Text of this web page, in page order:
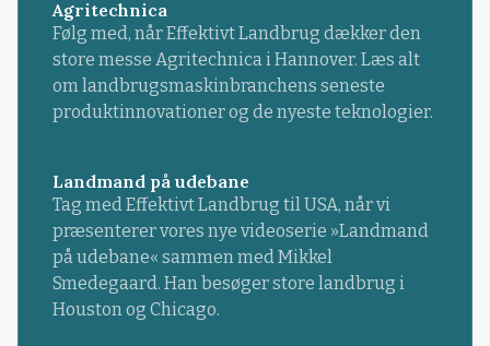
Agritechnica
Følg med, når Effektivt Landbrug dækker den
store messe Agritechnica i Hannover. Læs alt
om landbrugsmaskinbranchens seneste
produktinnovationer og de nyeste teknologier.
Landmand på udebane
Tag med Effektivt Landbrug til USA, når vi
præsenterer vores nye videoserie »Landmand
på udebane« sammen med Mikkel
Smedegaard. Han besøger store landbrug i
Houston og Chicago.